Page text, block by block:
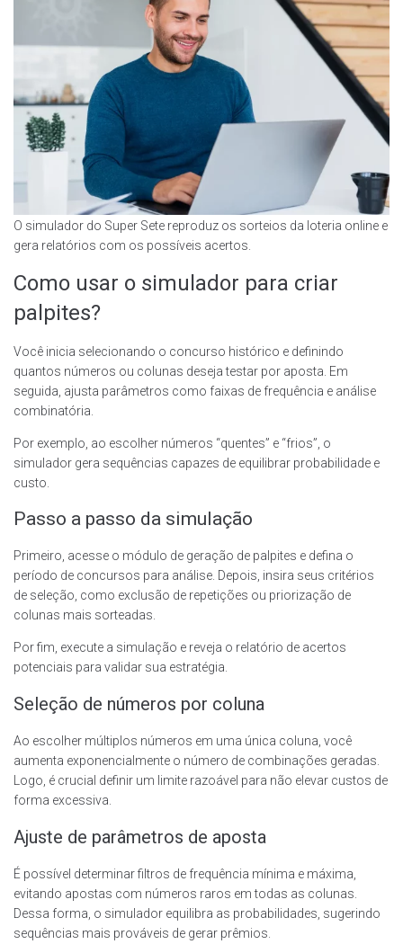
O simulador do Super Sete reproduz os sorteios da loteria online e
gera relatórios com os possíveis acertos.
Como usar o simulador para criar
palpites?
Você inicia selecionando o concurso histórico e definindo
quantos números ou colunas deseja testar por aposta. Em
seguida, ajusta parâmetros como faixas de frequência e análise
combinatória.
Por exemplo, ao escolher números “quentes” e “frios”, o
simulador gera sequências capazes de equilibrar probabilidade e
custo.
Passo a passo da simulação
Primeiro, acesse o módulo de geração de palpites e defina o
período de concursos para análise. Depois, insira seus critérios
de seleção, como exclusão de repetições ou priorização de
colunas mais sorteadas.
Por fim, execute a simulação e reveja o relatório de acertos
potenciais para validar sua estratégia.
Seleção de números por coluna
Ao escolher múltiplos números em uma única coluna, você
aumenta exponencialmente o número de combinações geradas.
Logo, é crucial definir um limite razoável para não elevar custos de
forma excessiva.
Ajuste de parâmetros de aposta
É possível determinar filtros de frequência mínima e máxima,
evitando apostas com números raros em todas as colunas.
Dessa forma, o simulador equilibra as probabilidades, sugerindo
sequências mais prováveis de gerar prêmios.